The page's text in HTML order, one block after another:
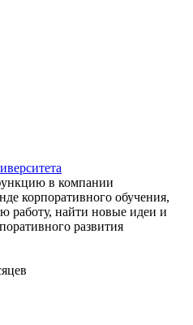
в компании
корпоративного обучения,
работу, найти новые идеи и
развития